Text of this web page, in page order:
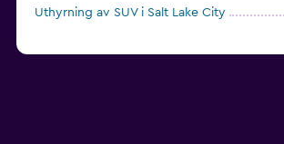
Uthyrning av SUV i Salt Lake City